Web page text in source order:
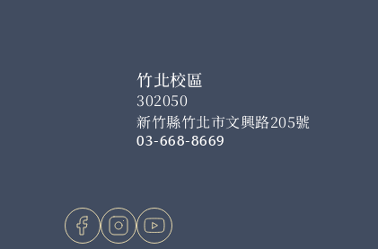
竹北校區
302050
新竹縣竹北市文興路205號
03-668-8669